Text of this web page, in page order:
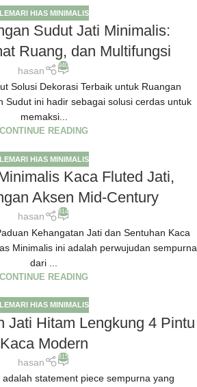
LEMARI HIAS MINIMALIS
Sudut Jati Minimalis:
Ruang, dan Multifungsi
hasan 940
Solusi Dekorasi Terbaik untuk Ruangan
Sudut ini hadir sebagai solusi cerdas untuk
memaksi...
CONTINUE READING
LEMARI HIAS MINIMALIS
Kaca Fluted Jati,
Aksen Mid-Century
hasan 814
Kehangatan Jati dan Sentuhan Kaca
Minimalis ini adalah perwujudan sempurna
dari ...
CONTINUE READING
LEMARI HIAS MINIMALIS
Jati Hitam Lengkung 4 Pintu
Kaca Modern
hasan 815
statement piece sempurna yang